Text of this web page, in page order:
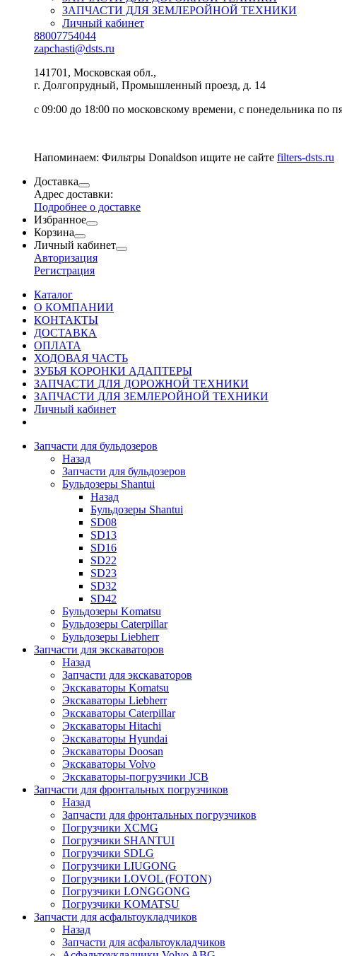
ЗАПЧАСТИ ДЛЯ ЗЕМЛЕРОЙНОЙ ТЕХНИКИ
Личный кабинет
88007754044
zapchasti@dsts.ru
141701, Московская обл.,
г. Долгопрудный, Промышленный проезд, д. 14
с 09:00 до 18:00 по московскому времени, с понедельника по
Напоминаем: Фильтры Donaldson ищите не сайте filters-dsts.ru
Доставка
Адрес доставки:
Подробнее о доставке
Избранное
Корзина
Личный кабинет
Авторизация
Регистрация
Каталог
О КОМПАНИИ
КОНТАКТЫ
ДОСТАВКА
ОПЛАТА
ХОДОВАЯ ЧАСТЬ
ЗУБЬЯ КОРОНКИ АДАПТЕРЫ
ЗАПЧАСТИ ДЛЯ ДОРОЖНОЙ ТЕХНИКИ
ЗАПЧАСТИ ДЛЯ ЗЕМЛЕРОЙНОЙ ТЕХНИКИ
Личный кабинет
Запчасти для бульдозеров
Назад
Запчасти для бульдозеров
Бульдозеры Shantui
Назад
Бульдозеры Shantui
SD08
SD13
SD16
SD22
SD23
SD32
SD42
Бульдозеры Komatsu
Бульдозеры Caterpillar
Бульдозеры Liebherr
Запчасти для экскаваторов
Назад
Запчасти для экскаваторов
Экскаваторы Komatsu
Экскаваторы Liebherr
Экскаваторы Caterpillar
Экскаваторы Hitachi
Экскаваторы Hyundai
Экскаваторы Doosan
Экскаваторы Volvo
Экскаваторы-погрузчики JCB
Запчасти для фронтальных погрузчиков
Назад
Запчасти для фронтальных погрузчиков
Погрузчики XCMG
Погрузчики SHANTUI
Погрузчики SDLG
Погрузчики LIUGONG
Погрузчики LOVOL (FOTON)
Погрузчики LONGGONG
Погрузчики KOMATSU
Запчасти для асфальтоукладчиков
Назад
Запчасти для асфальтоукладчиков